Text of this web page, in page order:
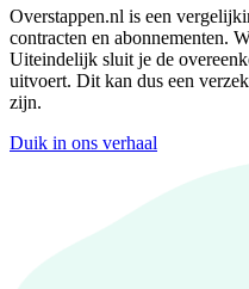
Overstappen.nl is een
contracten en abonnementen.
Uiteindelijk sluit je de
uitvoert. Dit kan dus een
zijn.
Duik in ons verhaal